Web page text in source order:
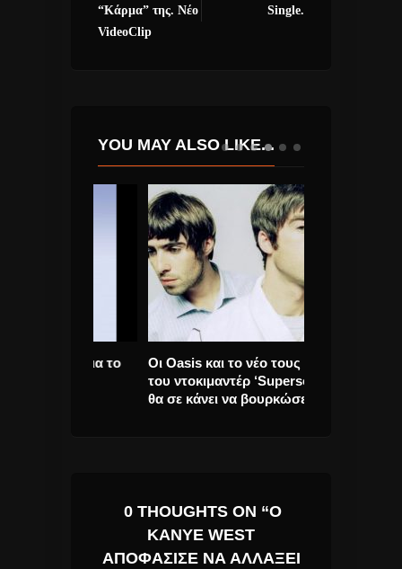
“Κάρμα” της. Νέο
VideoClip
Single.
YOU MAY ALSO LIKE...
Οι Oasis και το νέο τους trailer
του ντοκιμαντέρ ‘Supersonic’
θα σε κάνει να βουρκώσεις !!!!
0 THOUGHTS ON “Ο
KANYE WEST
ΑΠΟΦΆΣΙΣΕ ΝΑ ΑΛΛΆΞΕΙ